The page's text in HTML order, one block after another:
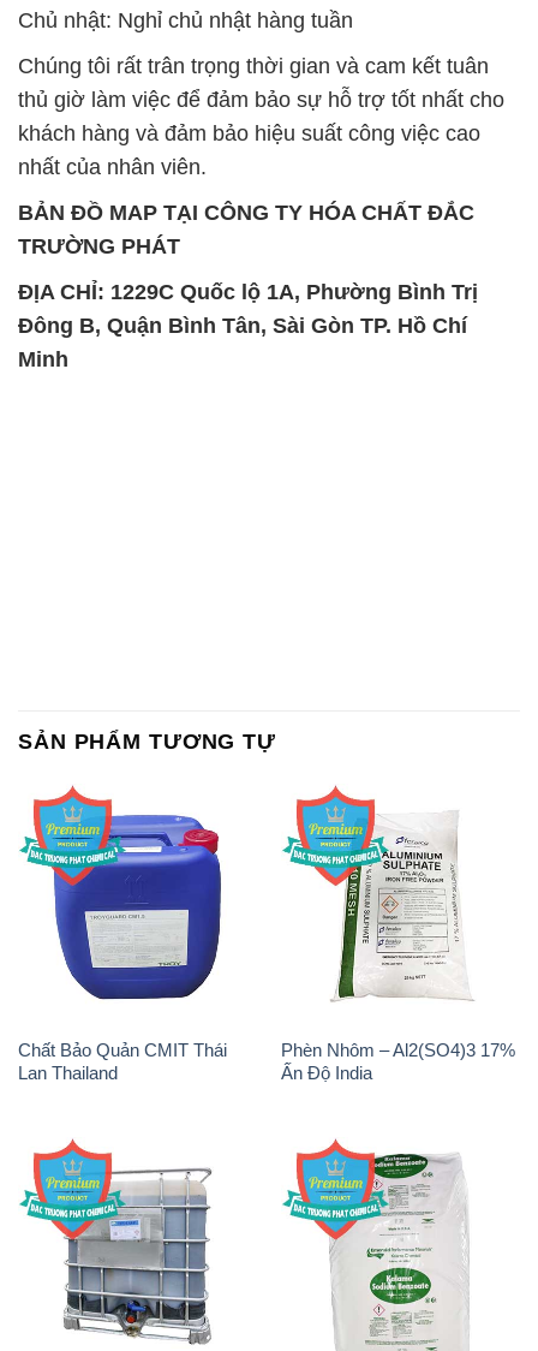
Chủ nhật: Nghỉ chủ nhật hàng tuần
Chúng tôi rất trân trọng thời gian và cam kết tuân
thủ giờ làm việc để đảm bảo sự hỗ trợ tốt nhất cho
khách hàng và đảm bảo hiệu suất công việc cao
nhất của nhân viên.
BẢN ĐỒ MAP TẠI CÔNG TY HÓA CHẤT ĐẮC
TRƯỜNG PHÁT
ĐỊA CHỈ: 1229C Quốc lộ 1A, Phường Bình Trị
Đông B, Quận Bình Tân, Sài Gòn TP. Hồ Chí
Minh
SẢN PHẨM TƯƠNG TỰ
Chất Bảo Quản CMIT Thái
Lan Thailand
Phèn Nhôm – Al2(SO4)3 17%
Ấn Độ India